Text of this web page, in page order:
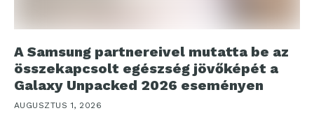
A Samsung partnereivel mutatta be az
összekapcsolt egészség jövőképét a
Galaxy Unpacked 2026 eseményen
AUGUSZTUS 1, 2026